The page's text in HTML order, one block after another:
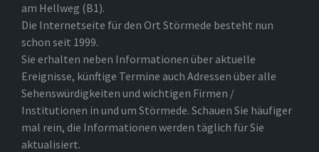
am Hellweg (B1).
Die Internetseite für den Ort Störmede besteht nun
schon seit 1999.
Sie erhalten neben Informationen über aktuelle
Ereignisse, künftige Termine auch Adressen über alle
Sehenswürdigkeiten und wichtigen Firmen /
Institutionen in und um Störmede. Schauen Sie häufiger
mal rein, die Informationen werden täglich für Sie
aktualisiert.